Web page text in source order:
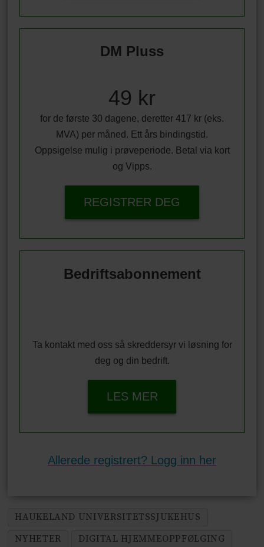
DM Pluss
49 kr
for de første 30 dagene, deretter 417 kr (eks.
MVA) per måned. Ett års bindingstid.
Oppsigelse mulig i prøveperiode. Betal via kort
og Vipps.
REGISTRER DEG
Bedriftsabonnement
Ta kontakt med oss så skreddersyr vi løsning for
deg og din bedrift.
LES MER
Allerede registrert? Logg inn her
HAUKELAND UNIVERSITETSSJUKEHUS
NYHETER
DIGITAL HJEMMEOPPFØLGING